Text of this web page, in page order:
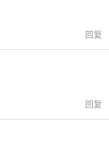
回复
回复